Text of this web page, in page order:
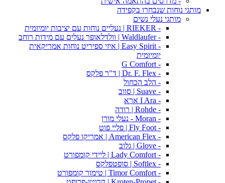
מותגי נוחות שנבחרו בקפידה
מותגי נעלי נשים
- RIEKER | נעליים נוחות עם יציבות יומיומית
- Waldlaufer | וולדלאופר נעלים עם מידות רוחב
- Easy Spirit | איזי ספיריט נוחות אמריקאית
יומיומית
- G Comfort
- Dr. F. Flex | ד"ר פלקס
- הלב הכחול
- Suave | סווב
- I Ara ארא
- Rohde | רודה
- Moran - נעלי מורן
- Fly Foot | פליי פוט
- American Flex | אמריקו פלקס
- Glove | גלוב
- Lady Comfort | ליידי קומפורט
- Softlex | סופטפלקס
- Timor Comfort | טימור קומפורט